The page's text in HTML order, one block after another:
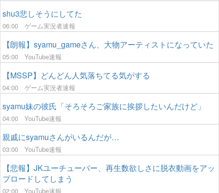
shu3悲しそうにしてた
06:00 ゲーム実況者速報
【朗報】syamu_gameさん、大物アーティストになっていた
05:00 YouTube速報
【MSSP】どんどん人気落ちてる気がする
04:00 ゲーム実況者速報
syamu妹の彼氏「そろそろご家族に挨拶したいんだけど」
04:00 YouTube速報
親戚にsyamuさんがいるんだが…
03:00 YouTube速報
【悲報】JKユーチューバー、再生数欲しさに脱衣動画をアッ
プロードしてしまう
02:00 YouTube速報